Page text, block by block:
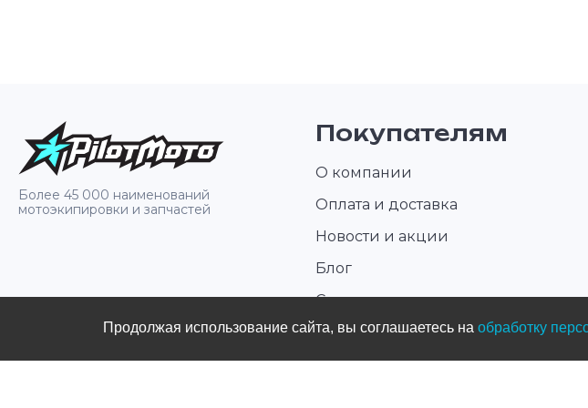
Более 45 000 наименований
мотоэкипировки и запчастей
Покупателям
О компании
Оплата и доставка
Новости и акции
Блог
Стать дилером
Контакты
Продолжая использование сайта, вы соглашаетесь на обработку